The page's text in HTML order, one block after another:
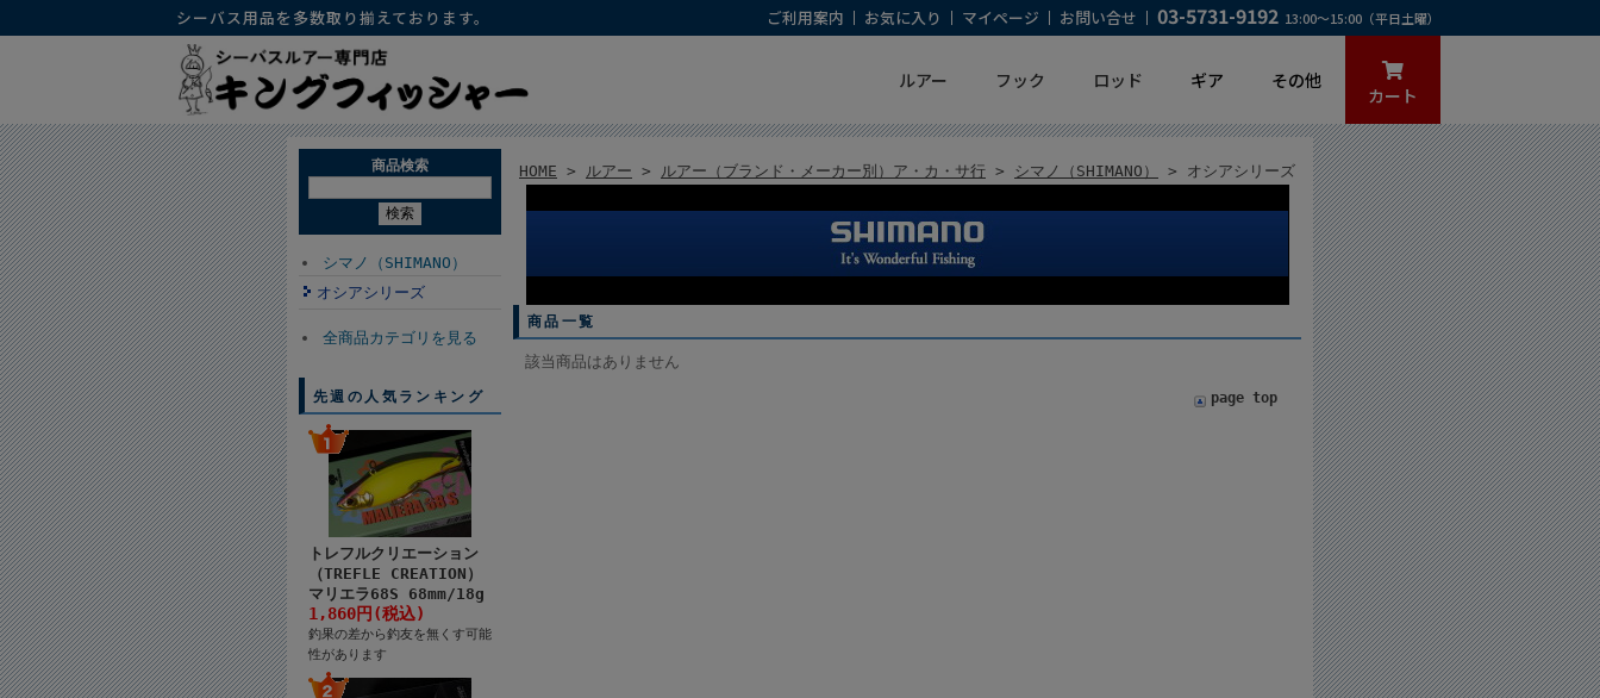
シーバス用品を多数取り揃えております。 ご利用案内 お気に入り マイページ お問い合せ 03-5731-9192 13:00～15:00（平日土曜）
ルアー フック ロッド ギア その他
カート
商品検索
シマノ（SHIMANO）
オシアシリーズ
全商品カテゴリを見る
先週の人気ランキング
トレフルクリエーション
（TREFLE CREATION）
マリエラ68S 68mm/18g
1,860円(税込)
釣果の差から釣友を無くす可能
性があります
HOME > ルアー > ルアー（ブランド・メーカー別）ア・カ・サ行 > シマノ（SHIMANO） > オシアシリーズ
商品一覧
該当商品はありません
page top